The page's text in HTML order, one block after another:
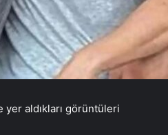
yer aldıkları görüntüleri